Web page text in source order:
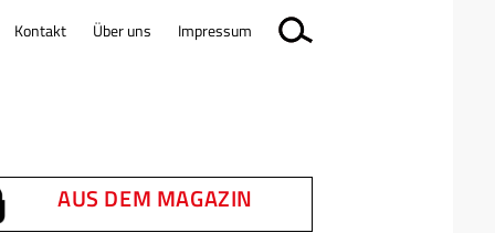
AUS DEM MAGAZIN
Kontakt Über uns Impressum